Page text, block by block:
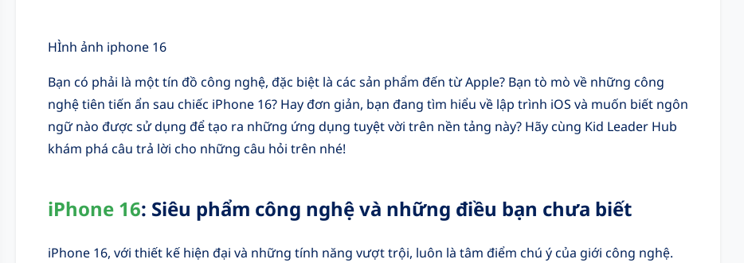
HÌnh ảnh iphone 16
Bạn có phải là một tín đồ công nghệ, đặc biệt là các sản phẩm đến từ Apple? Bạn tò mò về những công
nghệ tiên tiến ẩn sau chiếc iPhone 16? Hay đơn giản, bạn đang tìm hiểu về lập trình iOS và muốn biết ngôn
ngữ nào được sử dụng để tạo ra những ứng dụng tuyệt vời trên nền tảng này? Hãy cùng Kid Leader Hub
khám phá câu trả lời cho những câu hỏi trên nhé!
iPhone 16: Siêu phẩm công nghệ và những điều bạn chưa biết
iPhone 16, với thiết kế hiện đại và những tính năng vượt trội, luôn là tâm điểm chú ý của giới công nghệ.